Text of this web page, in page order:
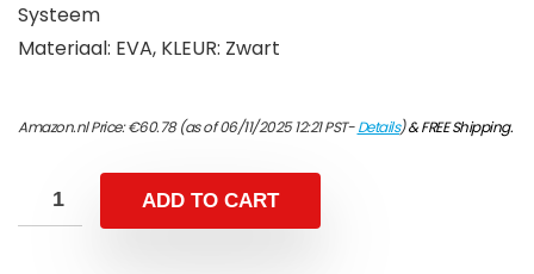
Systeem
Materiaal: EVA, KLEUR: Zwart
Amazon.nl Price:€60.78(as of 06/11/2025 12:21 PST-Details)&FREE Shipping.
ADD TO CART